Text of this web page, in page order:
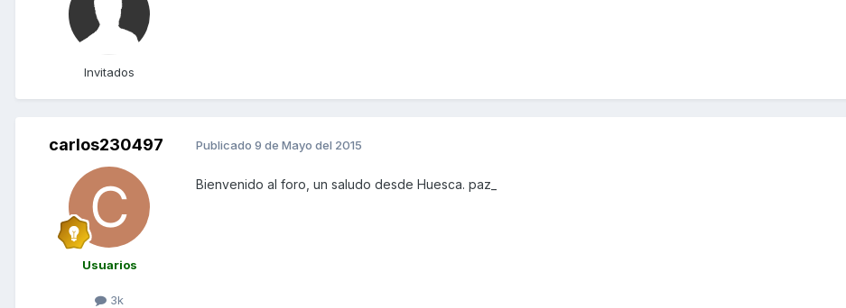
Invitados
carlos230497
Usuarios
3k
Publicado 9 de Mayo del 2015
Bienvenido al foro, un saludo desde Huesca. paz_